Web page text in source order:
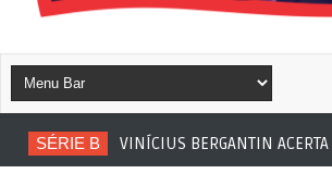
SÉRIE B VINÍCIUS BERGANTIN ACERTA